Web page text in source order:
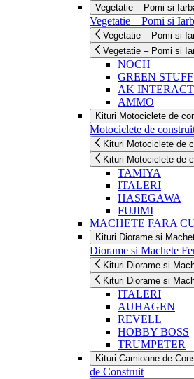
Vegetatie – Pomi si
Vegetatie – Pomi si
Vegetatie – Pomi si
Vegetatie – Pomi si
NOCH
GREEN STUFF
AK
AMMO
Kituri Motociclete de
Motociclete de
Kituri Motociclete de
Kituri Motociclete de
TAMIYA
ITALERI
HASEGAWA
FUJIMI
MACHETE FARA
Kituri Diorame si
Diorame si Machete
Kituri Diorame si
Kituri Diorame si
ITALERI
AUHAGEN
REVELL
HOBBY BOSS
TRUMPETER
Kituri Camioane de
de Construit